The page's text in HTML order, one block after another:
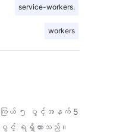
service-workers.
workers
ကြယ် ၅ ပွင့်အနက် 5
ပွင့် ရရှိထားသည်။